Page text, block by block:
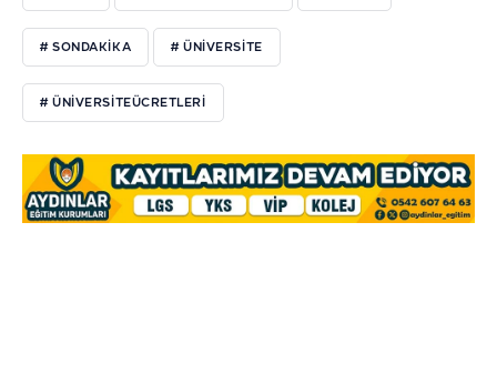
# SONDAKIKA # ÜNIVERSITE
# ÜNIVERSITEÜCRETLERI